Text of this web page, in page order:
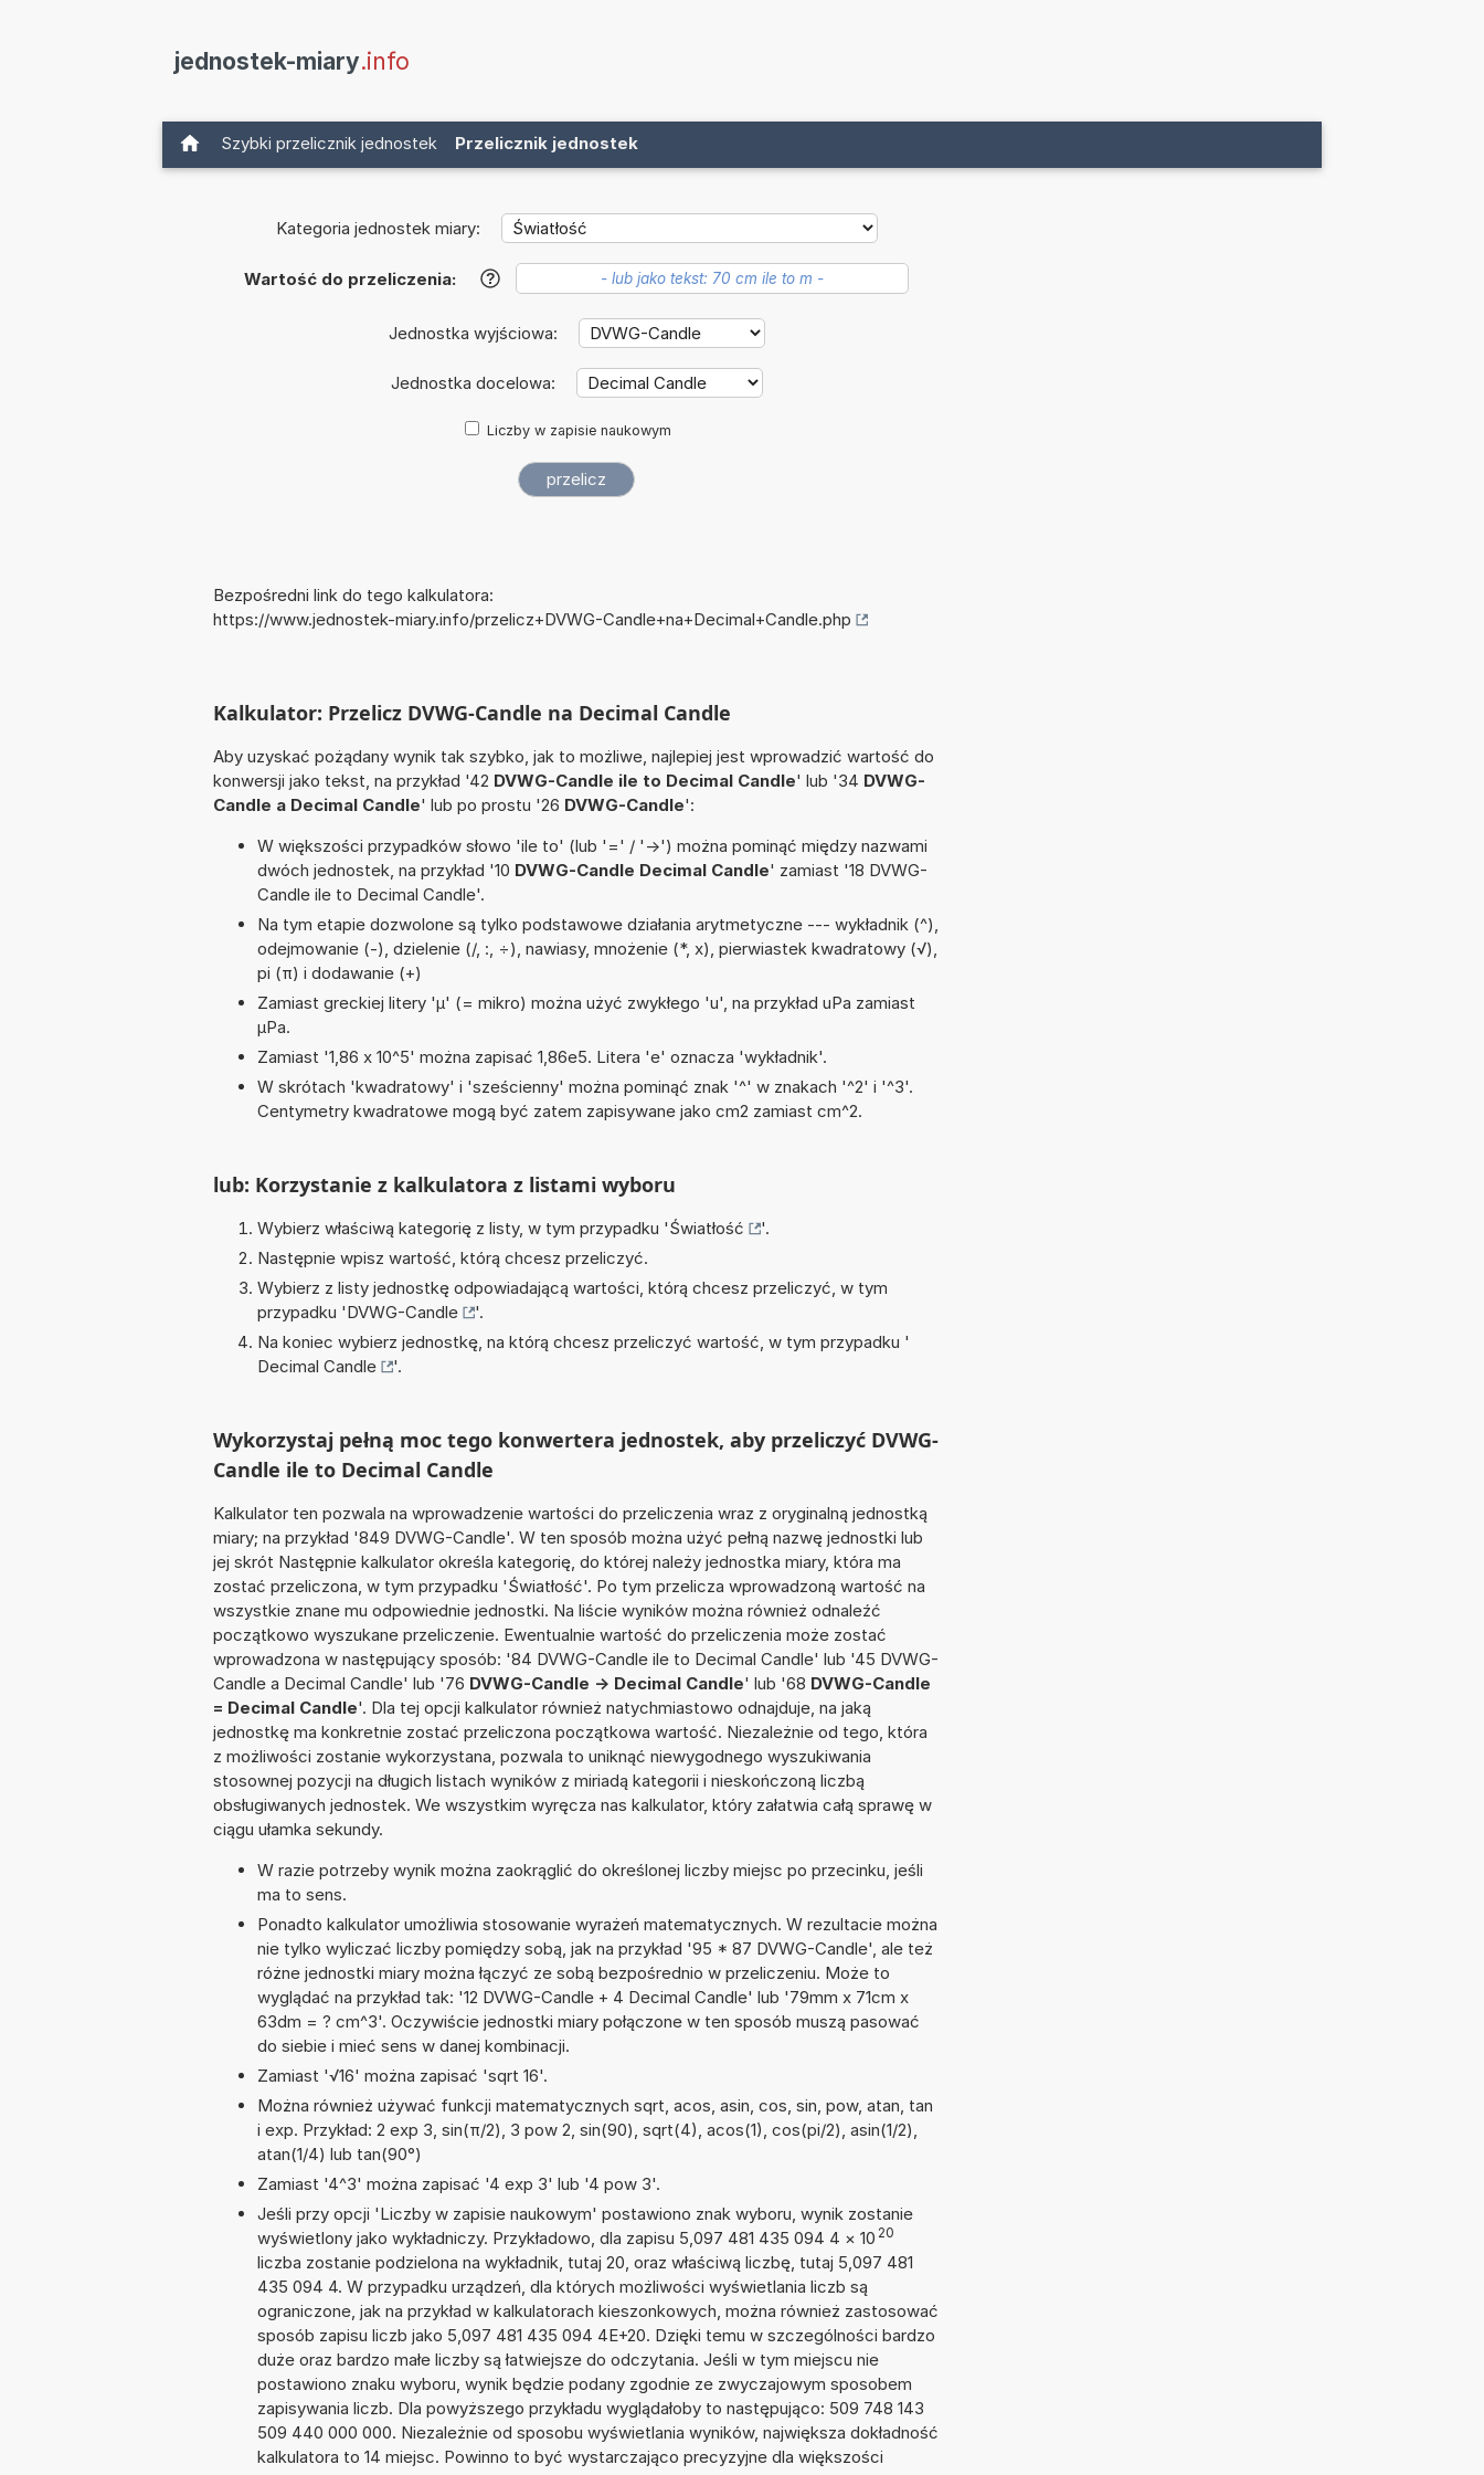
jednostek-miary.info
Szybki przelicznik jednostek Przelicznik jednostek
Kategoria jednostek miary:
Wartość do przeliczenia: ?
Jednostka wyjściowa:
Jednostka docelowa:
Liczby w zapisie naukowym
Bezpośredni link do tego kalkulatora:
https://www.jednostek-miary.info/przelicz+DVWG-Candle+na+Decimal+Candle.php
Kalkulator: Przelicz DVWG-Candle na Decimal Candle
Aby uzyskać pożądany wynik tak szybko, jak to możliwe, najlepiej jest wprowadzić wartość do
konwersji jako tekst, na przykład '42 DVWG-Candle ile to Decimal Candle' lub '34 DVWG-
Candle a Decimal Candle' lub po prostu '26 DVWG-Candle':
W większości przypadków słowo 'ile to' (lub '=' / '->') można pominąć między nazwami
dwóch jednostek, na przykład '10 DVWG-Candle Decimal Candle' zamiast '18 DVWG-
Candle ile to Decimal Candle'.
Na tym etapie dozwolone są tylko podstawowe działania arytmetyczne --- wykładnik (^),
odejmowanie (-), dzielenie (/, :, ÷), nawiasy, mnożenie (*, x), pierwiastek kwadratowy (√),
pi (π) i dodawanie (+)
Zamiast greckiej litery 'µ' (= mikro) można użyć zwykłego 'u', na przykład uPa zamiast
µPa.
Zamiast '1,86 x 10^5' można zapisać 1,86e5. Litera 'e' oznacza 'wykładnik'.
W skrótach 'kwadratowy' i 'sześcienny' można pominąć znak '^' w znakach '^2' i '^3'.
Centymetry kwadratowe mogą być zatem zapisywane jako cm2 zamiast cm^2.
lub: Korzystanie z kalkulatora z listami wyboru
Wybierz właściwą kategorię z listy, w tym przypadku 'Światłość
'.
Następnie wpisz wartość, którą chcesz przeliczyć.
Wybierz z listy jednostkę odpowiadającą wartości, którą chcesz przeliczyć, w tym
przypadku 'DVWG-Candle
'.
Na koniec wybierz jednostkę, na którą chcesz przeliczyć wartość, w tym przypadku '
Decimal Candle
'.
Wykorzystaj pełną moc tego konwertera jednostek, aby przeliczyć DVWG-
Candle ile to Decimal Candle
Kalkulator ten pozwala na wprowadzenie wartości do przeliczenia wraz z oryginalną jednostką
miary; na przykład '849 DVWG-Candle'. W ten sposób można użyć pełną nazwę jednostki lub
jej skrót Następnie kalkulator określa kategorię, do której należy jednostka miary, która ma
zostać przeliczona, w tym przypadku 'Światłość'. Po tym przelicza wprowadzoną wartość na
wszystkie znane mu odpowiednie jednostki. Na liście wyników można również odnaleźć
początkowo wyszukane przeliczenie. Ewentualnie wartość do przeliczenia może zostać
wprowadzona w następujący sposób: '84 DVWG-Candle ile to Decimal Candle' lub '45 DVWG-
Candle a Decimal Candle' lub '76 DVWG-Candle -> Decimal Candle' lub '68 DVWG-Candle
= Decimal Candle'. Dla tej opcji kalkulator również natychmiastowo odnajduje, na jaką
jednostkę ma konkretnie zostać przeliczona początkowa wartość. Niezależnie od tego, która
z możliwości zostanie wykorzystana, pozwala to uniknąć niewygodnego wyszukiwania
stosownej pozycji na długich listach wyników z miriadą kategorii i nieskończoną liczbą
obsługiwanych jednostek. We wszystkim wyręcza nas kalkulator, który załatwia całą sprawę w
ciągu ułamka sekundy.
W razie potrzeby wynik można zaokrąglić do określonej liczby miejsc po przecinku, jeśli
ma to sens.
Ponadto kalkulator umożliwia stosowanie wyrażeń matematycznych. W rezultacie można
nie tylko wyliczać liczby pomiędzy sobą, jak na przykład '95 * 87 DVWG-Candle', ale też
różne jednostki miary można łączyć ze sobą bezpośrednio w przeliczeniu. Może to
wyglądać na przykład tak: '12 DVWG-Candle + 4 Decimal Candle' lub '79mm x 71cm x
63dm = ? cm^3'. Oczywiście jednostki miary połączone w ten sposób muszą pasować
do siebie i mieć sens w danej kombinacji.
Zamiast '√16' można zapisać 'sqrt 16'.
Można również używać funkcji matematycznych sqrt, acos, asin, cos, sin, pow, atan, tan
i exp. Przykład: 2 exp 3, sin(π/2), 3 pow 2, sin(90), sqrt(4), acos(1), cos(pi/2), asin(1/2),
atan(1/4) lub tan(90°)
Zamiast '4^3' można zapisać '4 exp 3' lub '4 pow 3'.
Jeśli przy opcji 'Liczby w zapisie naukowym' postawiono znak wyboru, wynik zostanie
wyświetlony jako wykładniczy. Przykładowo, dla zapisu 5,097 481 435 094 4 × 10 20
liczba zostanie podzielona na wykładnik, tutaj 20, oraz właściwą liczbę, tutaj 5,097 481
435 094 4. W przypadku urządzeń, dla których możliwości wyświetlania liczb są
ograniczone, jak na przykład w kalkulatorach kieszonkowych, można również zastosować
sposób zapisu liczb jako 5,097 481 435 094 4E+20. Dzięki temu w szczególności bardzo
duże oraz bardzo małe liczby są łatwiejsze do odczytania. Jeśli w tym miejscu nie
postawiono znaku wyboru, wynik będzie podany zgodnie ze zwyczajowym sposobem
zapisywania liczb. Dla powyższego przykładu wyglądałoby to następująco: 509 748 143
509 440 000 000. Niezależnie od sposobu wyświetlania wyników, największa dokładność
kalkulatora to 14 miejsc. Powinno to być wystarczająco precyzyjne dla większości